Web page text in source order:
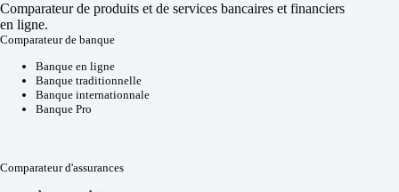
Comparateur de produits et de services bancaires et financiers
en ligne.
Comparateur de banque
Banque en ligne
Banque traditionnelle
Banque internationnale
Banque Pro
Comparateur d'assurances